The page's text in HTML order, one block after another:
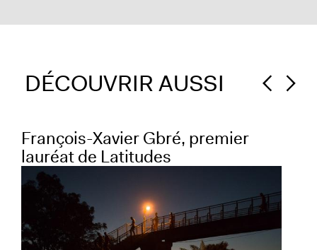
DÉCOUVRIR AUSSI
François-Xavier Gbré, premier
lauréat de Latitudes